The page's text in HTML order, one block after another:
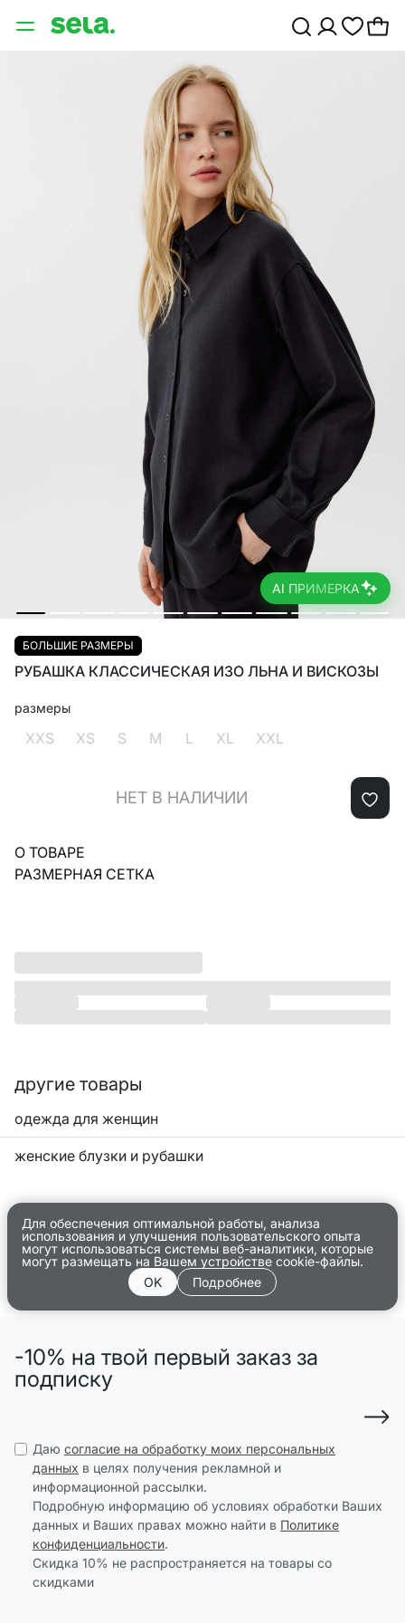
AI ПРИМЕРКА
БОЛЬШИЕ РАЗМЕРЫ
РУБАШКА КЛАССИЧЕСКАЯ ИЗО ЛЬНА И ВИСКОЗЫ
размеры
XXS XS S M L XL XXL
НЕТ В НАЛИЧИИ
О ТОВАРЕ
РАЗМЕРНАЯ СЕТКА
другие товары
одежда для женщин
женские блузки и рубашки
Для обеспечения оптимальной работы, анализа
использования и улучшения пользовательского опыта
могут использоваться системы веб-аналитики, которые
могут размещать на Вашем устройстве cookie-файлы.
OK
Подробнее
-10% на твой первый заказ за
подписку
Даю согласие на обработку моих персональных
данных в целях получения рекламной и
информационной рассылки.
Подробную информацию об условиях обработки Ваших
данных и Ваших правах можно найти в Политике
конфиденциальности.
Скидка 10% не распространяется на товары со
скидками